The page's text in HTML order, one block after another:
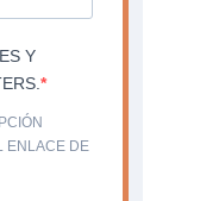
Y
ENLACE DE